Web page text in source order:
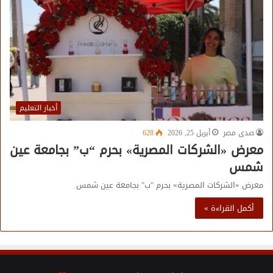
أخبار التعليم
صدى مصر
أبريل 25, 2026 628
معرض «الشركات المصرية» بحرم “ب” بجامعة عين
شمس
معرض «الشركات المصرية» بحرم "ب" بجامعة عين شمس
أكمل القراءة »